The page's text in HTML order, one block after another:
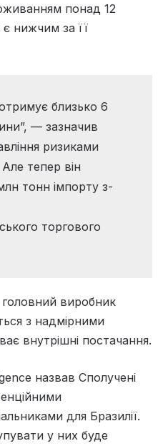
понад 12
є нижчим за її
близько 6
— зазначив
ризиками
тепер він
тонн імпорту з-
торгового
головний виробник
з надмірними
внутрішні постачання.
назвав Сполучені
для Бразилії.
у них буде